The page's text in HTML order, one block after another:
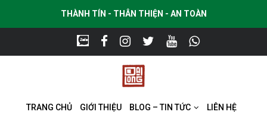
THÀNH TÍN - THÂN THIỆN - AN TOÀN
TRANG CHỦ GIỚI THIỆU BLOG – TIN TỨC LIÊN HỆ